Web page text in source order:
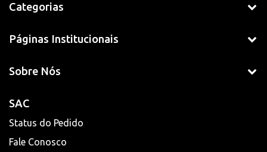
Categorias
Páginas Institucionais
Sobre Nós
SAC
Status do Pedido
Fale Conosco